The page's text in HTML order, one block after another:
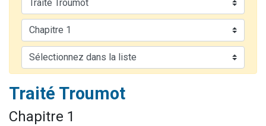
Il reste 49 places pour étudier en groupe sur Zoom
12 nouvelles musiques dans Torah-Box Music
Traité Troumot
Chapitre 1